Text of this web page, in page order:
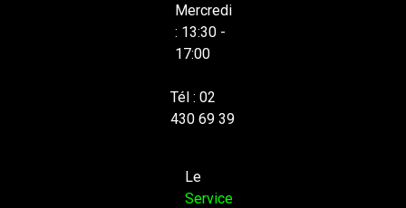
Mercredi
: 13:30 -
17:00
Tél : 02
430 69 39
Le
Service